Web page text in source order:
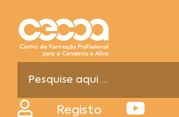
Registo